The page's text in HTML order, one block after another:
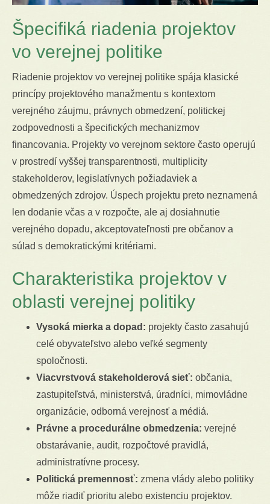
Špecifiká riadenia projektov
vo verejnej politike
Riadenie projektov vo verejnej politike spája klasické
princípy projektového manažmentu s kontextom
verejného záujmu, právnych obmedzení, politickej
zodpovednosti a špecifických mechanizmov
financovania. Projekty vo verejnom sektore často operujú
v prostredí vyššej transparentnosti, multiplicity
stakeholderov, legislatívnych požiadaviek a
obmedzených zdrojov. Úspech projektu preto neznamená
len dodanie včas a v rozpočte, ale aj dosiahnutie
verejného dopadu, akceptovateľnosti pre občanov a
súlad s demokratickými kritériami.
Charakteristika projektov v
oblasti verejnej politiky
Vysoká mierka a dopad: projekty často zasahujú
celé obyvateľstvo alebo veľké segmenty
spoločnosti.
Viacvrstvová stakeholderová sieť: občania,
zastupiteľstvá, ministerstvá, úradníci, mimovládne
organizácie, odborná verejnosť a médiá.
Právne a procedurálne obmedzenia: verejné
obstarávanie, audit, rozpočtové pravidlá,
administratívne procesy.
Politická premennosť: zmena vlády alebo politiky
môže riadiť prioritu alebo existenciu projektov.